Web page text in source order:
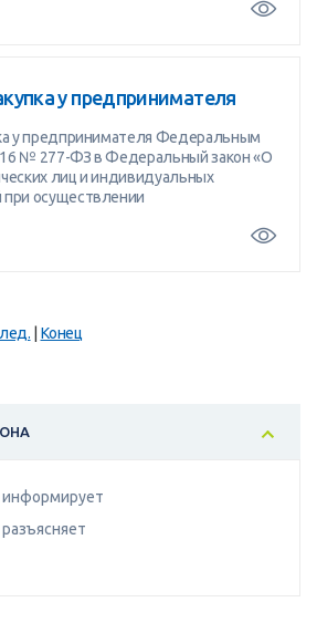
у предпринимателя
у предпринимателя Федеральным
№ 277-ФЗ в Федеральный закон «О
лиц и индивидуальных
осуществлении
Конец
информирует